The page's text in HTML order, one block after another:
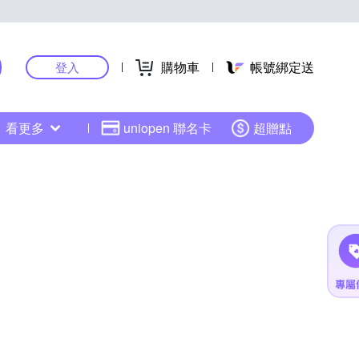
登入 購物車 帳號綁定送
看更多 uniopen 聯名卡 超贈點